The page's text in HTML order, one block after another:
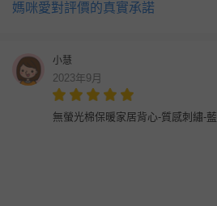
媽咪愛對評價的真實承諾
小慧
2023年9月
無螢光棉保暖家居背心-質感刺繡-藍